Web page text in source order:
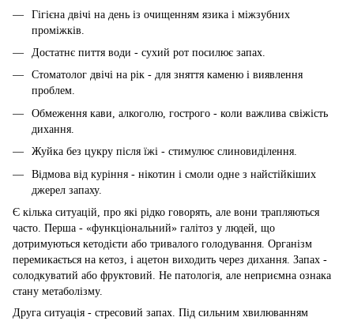
Гігієна двічі на день із очищенням язика і міжзубних
проміжків.
Достатнє пиття води - сухий рот посилює запах.
Стоматолог двічі на рік - для зняття каменю і виявлення
проблем.
Обмеження кави, алкоголю, гострого - коли важлива свіжість
дихання.
Жуйка без цукру після їжі - стимулює слиновиділення.
Відмова від куріння - нікотин і смоли одне з найстійкіших
джерел запаху.
Є кілька ситуацій, про які рідко говорять, але вони трапляються
часто. Перша - «функціональний» галітоз у людей, що
дотримуються кетодієти або тривалого голодування. Організм
перемикається на кетоз, і ацетон виходить через дихання. Запах -
солодкуватий або фруктовий. Не патологія, але неприємна ознака
стану метаболізму.
Друга ситуація - стресовий запах. Під сильним хвилюванням